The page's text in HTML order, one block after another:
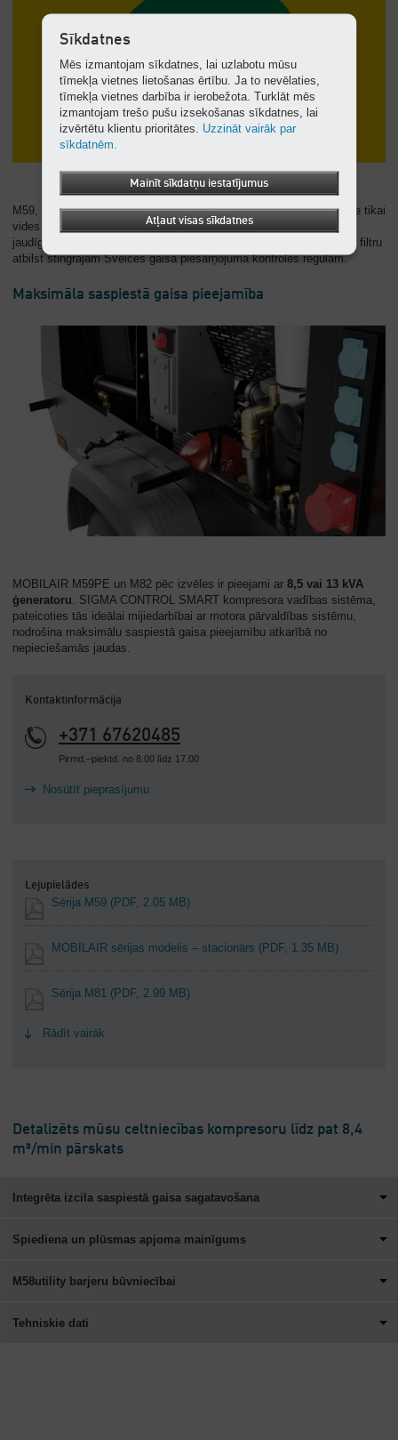
M59, M65 un M82 sērijas modeļi ir sertificēti lietošanai tīrā gaisā ne tikai
vides zonās saskaņā ar ES Direktīvas 2016/1628 V līmeni. Turklāt
jaudīgās, daudzpusīgās iekārtas ar sērijveida dīzeļdegvielas daļiņu filtru
atbilst stingrajām Šveices gaisa piesārņojuma kontroles regulām.
Maksimāla saspiestā gaisa pieejamība
MOBILAIR M59PE un M82 pēc izvēles ir pieejami ar 8,5 vai 13 kVA
ģeneratoru . SIGMA CONTROL SMART kompresora vadības sistēma,
pateicoties tās ideālai mijiedarbībai ar motora pārvaldības sistēmu,
nodrošina maksimālu saspiestā gaisa pieejamību atkarībā no
nepieciešamās jaudas.
Kontaktinformācija
+371 67620485
Pirmd.–piektd. no 8.00 līdz 17.00
Nosūtīt pieprasījumu
Lejupielādes
Sērija M59 (PDF, 2.05 MB)
MOBILAIR sērijas modelis – stacionārs (PDF, 1.35 MB)
Sērija M81 (PDF, 2.99 MB)
Rādīt vairāk
Detalizēts mūsu celtniecības kompresoru līdz pat 8,4
m³/min pārskats
Integrēta izcila saspiestā gaisa sagatavošana
Spiediena un plūsmas apjoma mainīgums
M58utility barjeru būvniecībai
Tehniskie dati
Sīkdatnes
Mēs izmantojam sīkdatnes, lai uzlabotu mūsu
tīmekļa vietnes lietošanas ērtību. Ja to nevēlaties,
tīmekļa vietnes darbība ir ierobežota. Turklāt mēs
izmantojam trešo pušu izsekošanas sīkdatnes, lai
izvērtētu klientu prioritātes. Uzzināt vairāk par
sīkdatnēm.
Mainīt sīkdatņu iestatījumus
Atļaut visas sīkdatnes